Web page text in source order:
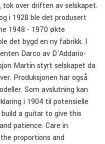
tok over driften av selskapet.
i 1928 ble det produsert
1948 - 1970 økte
det bygd en ny fabrikk. I
Darco av D'Addario-
Martin styrt selskapet da
Produksjonen har også
Som avslutning kan
i 1904 til potensielle
a guitar to give this
patience. Care in
proportions and